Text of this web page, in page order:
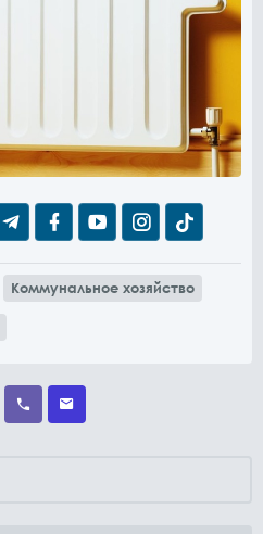
Коммунальное хозяйство